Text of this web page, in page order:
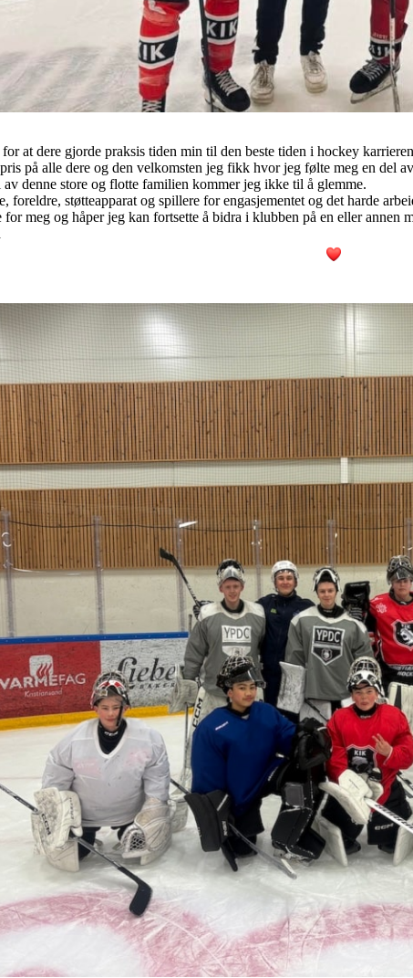
at dere gjorde praksis tiden min til den beste tiden i hockey
på alle dere og den velkomsten jeg fikk hvor jeg følte meg en del
denne store og flotte familien kommer jeg ikke til å glemme.
foreldre, støtteapparat og spillere for engasjementet og det harde
for meg og håper jeg kan fortsette å bidra i klubben på en eller annen